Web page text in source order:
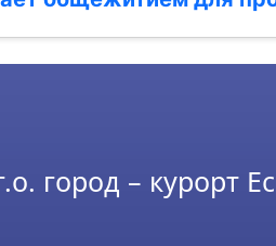
город – курорт